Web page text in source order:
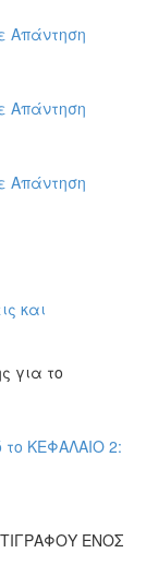
Απάντηση
Απάντηση
Απάντηση
και
για το
το ΚΕΦΑΛΑΙΟ 2:
ΕΝΟΣ